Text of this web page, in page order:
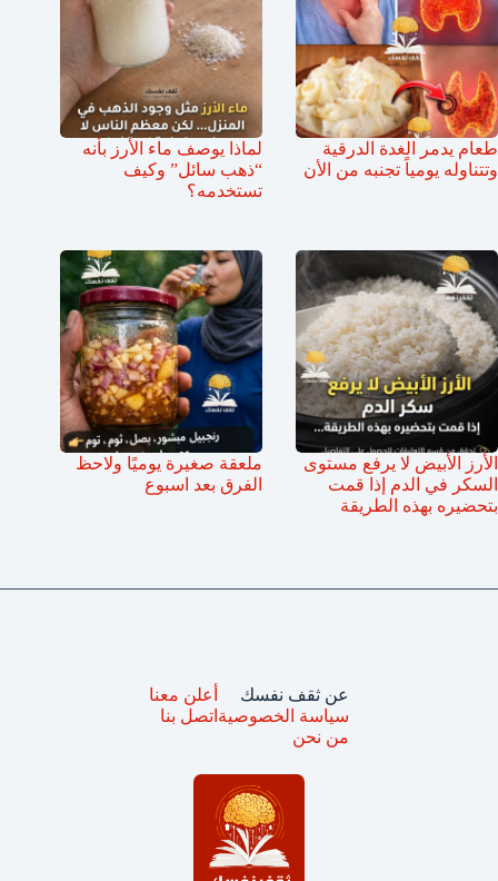
طعام يدمر الغدة الدرقية
وتتناوله يومياً تجنبه من الأن
لماذا يوصف ماء الأرز بأنه
“ذهب سائل” وكيف
تستخدمه؟
الأرز الأبيض لا يرفع مستوى
السكر في الدم إذا قمت
بتحضيره بهذه الطريقة
ملعقة صغيرة يوميًا ولاحظ
الفرق بعد اسبوع
عن ثقف نفسك
سياسة الخصوصية
من نحن
أعلن معنا
اتصل بنا